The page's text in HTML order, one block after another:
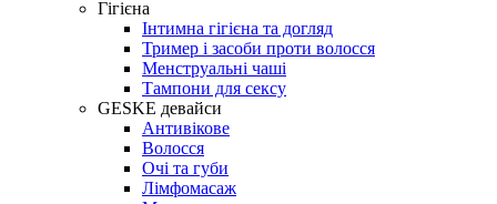
Гігієна
Інтимна гігієна та догляд
Тример і засоби проти волосся
Менструальні чаші
Тампони для сексу
GESKE девайси
Антивікове
Волосся
Очі та губи
Лімфомасаж